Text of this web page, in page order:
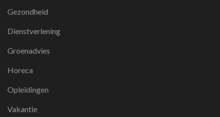
Gezondheid
Dienstverlening
Groenadvies
Horeca
Opleidingen
Vakantie